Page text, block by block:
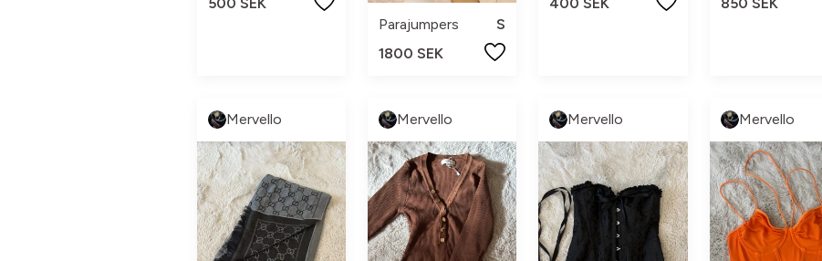
Parajumpers
S
1800 SEK
Mervello Mervello Mervello Mervello